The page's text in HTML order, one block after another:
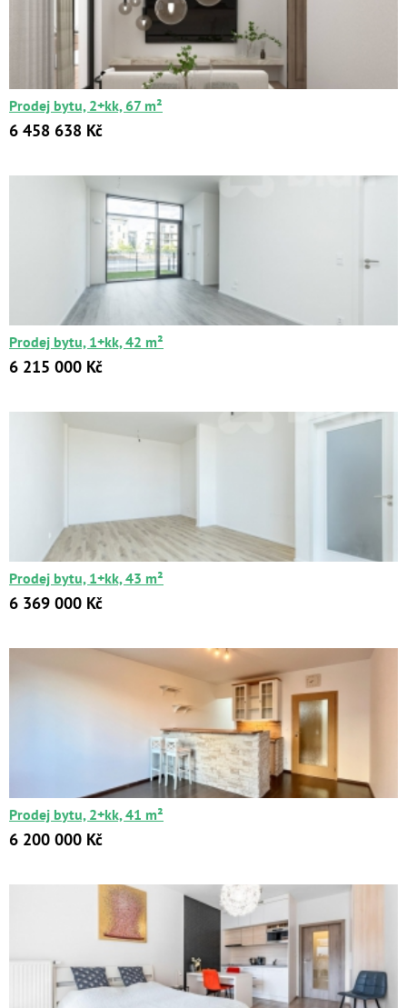
Prodej bytu, 2+kk, 67 m²
6 458 638 Kč
Prodej bytu, 1+kk, 42 m²
6 215 000 Kč
Prodej bytu, 1+kk, 43 m²
6 369 000 Kč
Prodej bytu, 2+kk, 41 m²
6 200 000 Kč